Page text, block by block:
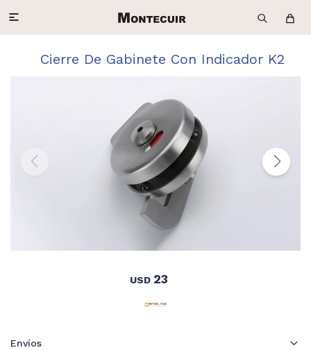

Cierre De Gabinete Con Indicador K2
USD 23
Envíos